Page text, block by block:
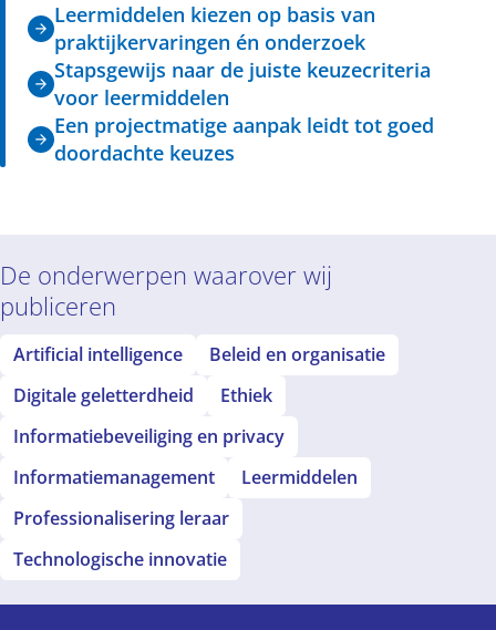
Leermiddelen kiezen op basis van
praktijkervaringen én onderzoek
Stapsgewijs naar de juiste keuzecriteria
voor leermiddelen
Een projectmatige aanpak leidt tot goed
doordachte keuzes
De onderwerpen waarover wij
publiceren
Artificial intelligence
Beleid en organisatie
Digitale geletterdheid
Ethiek
Informatiebeveiliging en privacy
Informatiemanagement
Leermiddelen
Professionalisering leraar
Technologische innovatie